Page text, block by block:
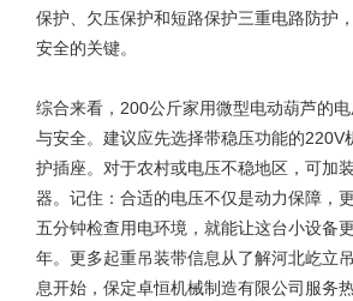
保护、欠压保护和短路保护三重电路防护
安全的关键。
综合来看，200公斤家用微型电动葫芦的
与安全。建议应先选择带稳压功能的220V
护插座。对于农村或电压不稳地区，可加
器。记住：合适的电压不仅是动力保障，
五分钟检查用电环境，就能让这台小设备
年。更多起重吊装带信息从了解河北屹立
息开始， 保定卓恒机械制造有限公司 服务